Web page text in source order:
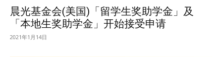
晨光基金会(美国)「留学生奖助学金」及
「本地生奖助学金」开始接受申请
2021年1月14日